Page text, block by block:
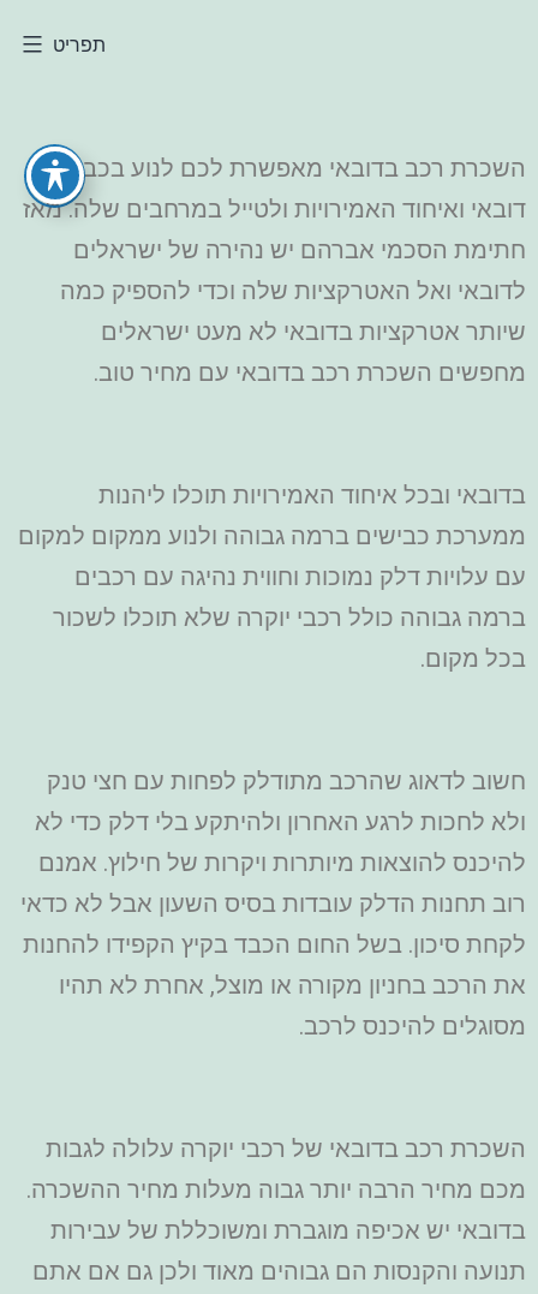
תפריט
השכרת רכב בדובאי מאפשרת לכם לנוע בכבישי
דובאי ואיחוד האמירויות ולטייל במרחבים שלה. מאז
חתימת הסכמי אברהם יש נהירה של ישראלים
לדובאי ואל האטרקציות שלה וכדי להספיק כמה
שיותר אטרקציות בדובאי לא מעט ישראלים
מחפשים השכרת רכב בדובאי עם מחיר טוב.
בדובאי ובכל איחוד האמירויות תוכלו ליהנות
ממערכת כבישים ברמה גבוהה ולנוע ממקום למקום
עם עלויות דלק נמוכות וחווית נהיגה עם רכבים
ברמה גבוהה כולל רכבי יוקרה שלא תוכלו לשכור
בכל מקום.
חשוב לדאוג שהרכב מתודלק לפחות עם חצי טנק
ולא לחכות לרגע האחרון ולהיתקע בלי דלק כדי לא
להיכנס להוצאות מיותרות ויקרות של חילוץ. אמנם
רוב תחנות הדלק עובדות בסיס השעון אבל לא כדאי
לקחת סיכון. בשל החום הכבד בקיץ הקפידו להחנות
את הרכב בחניון מקורה או מוצל, אחרת לא תהיו
מסוגלים להיכנס לרכב.
השכרת רכב בדובאי של רכבי יוקרה עלולה לגבות
מכם מחיר הרבה יותר גבוה מעלות מחיר ההשכרה.
בדובאי יש אכיפה מוגברת ומשוכללת של עבירות
תנועה והקנסות הם גבוהים מאוד ולכן גם אם אתם